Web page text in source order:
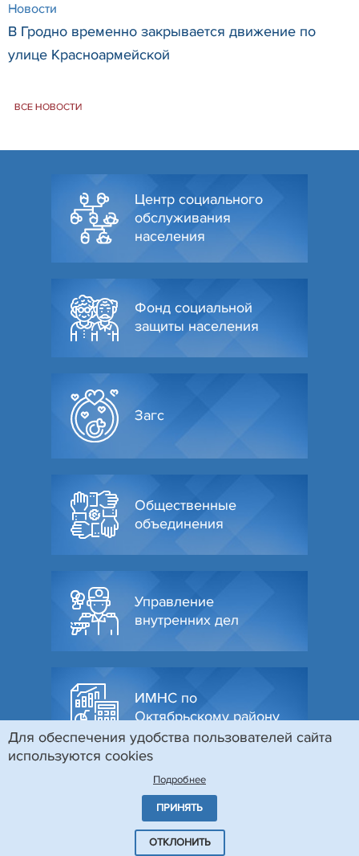
Новости
В Гродно временно закрывается движение по
улице Красноармейской
ВСЕ НОВОСТИ
Центр социального
обслуживания
населения
Фонд социальной
защиты населения
Загс
Общественные
объединения
Управление
внутренних дел
ИМНС по
Октябрьскому району
© Администрация Октябрьского района г. Гродно, 2026
Разработка и поддержка сайта БЕЛТА
Для обеспечения удобства пользователей сайта
используются cookies
Подробнее
ПРИНЯТЬ
ОТКЛОНИТЬ